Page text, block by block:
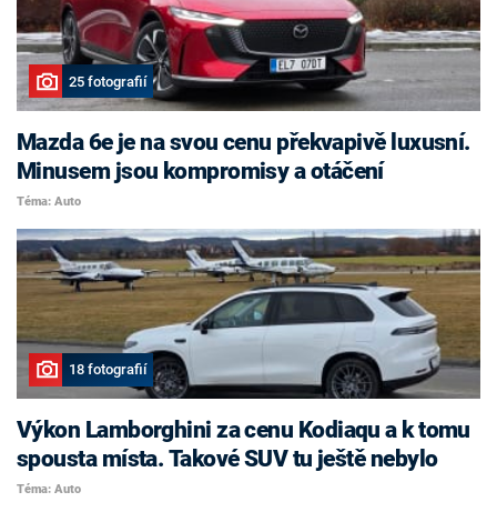
25 fotografií
Mazda 6e je na svou cenu překvapivě luxusní.
Minusem jsou kompromisy a otáčení
Téma: Auto
18 fotografií
Výkon Lamborghini za cenu Kodiaqu a k tomu
spousta místa. Takové SUV tu ještě nebylo
Téma: Auto